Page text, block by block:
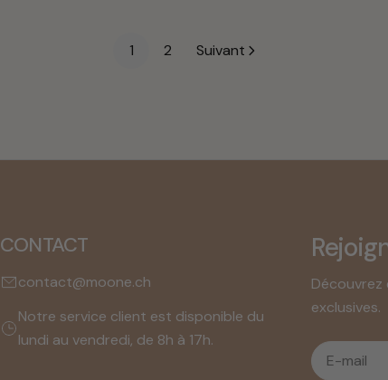
1 2 Suivant
CONTACT
contact@moone.ch
Notre service client est disponible du
lundi au vendredi, de 8h à 17h.
exclusives.
E-
mail